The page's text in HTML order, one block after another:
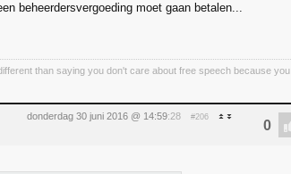
beheerdersvergoeding moet gaan betalen...
than saying you don't care about free speech because you
donderdag 30 juni 2016 @ 14:59:28 #206